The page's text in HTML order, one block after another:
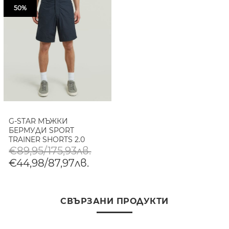
50%
G-STAR МЪЖКИ
БЕРМУДИ SPORT
TRAINER SHORTS 2.0
SALUTE
€89,95/175,93лв.
€44,98/87,97лв.
СВЪРЗАНИ ПРОДУКТИ